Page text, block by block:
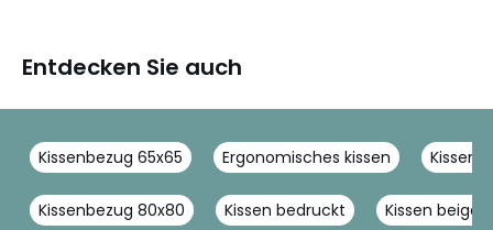
Entdecken Sie auch
Kissenbezug 65x65 Ergonomisches kissen
Kissenbezug 80x80 Kissen bedruckt Kissen beige